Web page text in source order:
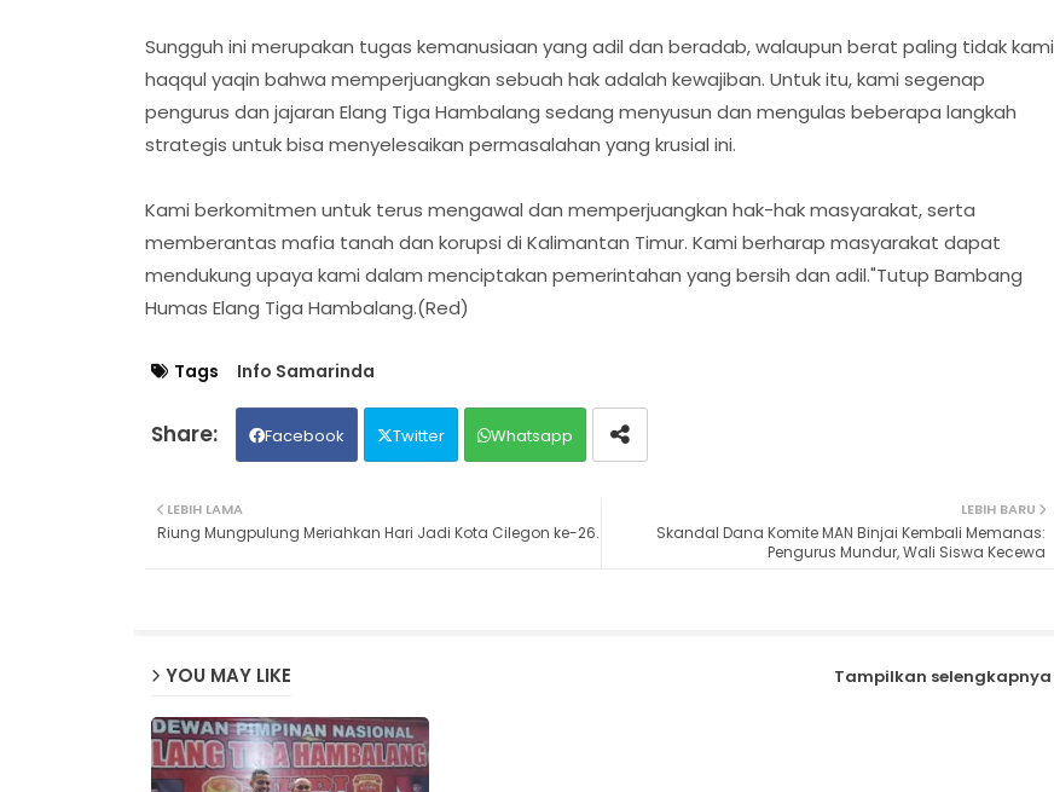
Sungguh ini merupakan tugas kemanusiaan yang adil dan beradab, walaupun berat paling tidak kami
haqqul yaqin bahwa memperjuangkan sebuah hak adalah kewajiban. Untuk itu, kami segenap
pengurus dan jajaran Elang Tiga Hambalang sedang menyusun dan mengulas beberapa langkah
strategis untuk bisa menyelesaikan permasalahan yang krusial ini.
Kami berkomitmen untuk terus mengawal dan memperjuangkan hak-hak masyarakat, serta
memberantas mafia tanah dan korupsi di Kalimantan Timur. Kami berharap masyarakat dapat
mendukung upaya kami dalam menciptakan pemerintahan yang bersih dan adil."Tutup Bambang
Humas Elang Tiga Hambalang.(Red)
Tags Info Samarinda
Facebook Twitter Whatsapp
LEBIH BARU
Skandal Dana Komite MAN Binjai Kembali Memanas:
Pengurus Mundur, Wali Siswa Kecewa
LEBIH LAMA
Riung Mungpulung Meriahkan Hari Jadi Kota Cilegon ke-26.
YOU MAY LIKE Tampilkan selengkapnya